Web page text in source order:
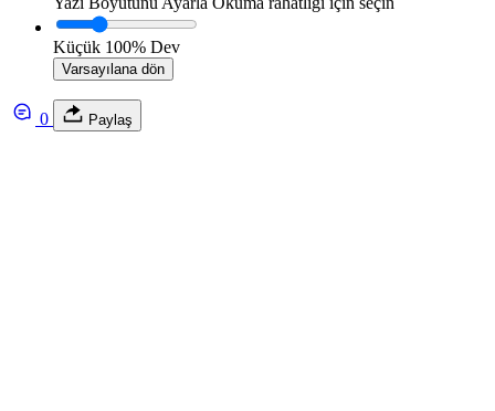
Küçük 100% Dev
Varsayılana dön
0 Paylaş